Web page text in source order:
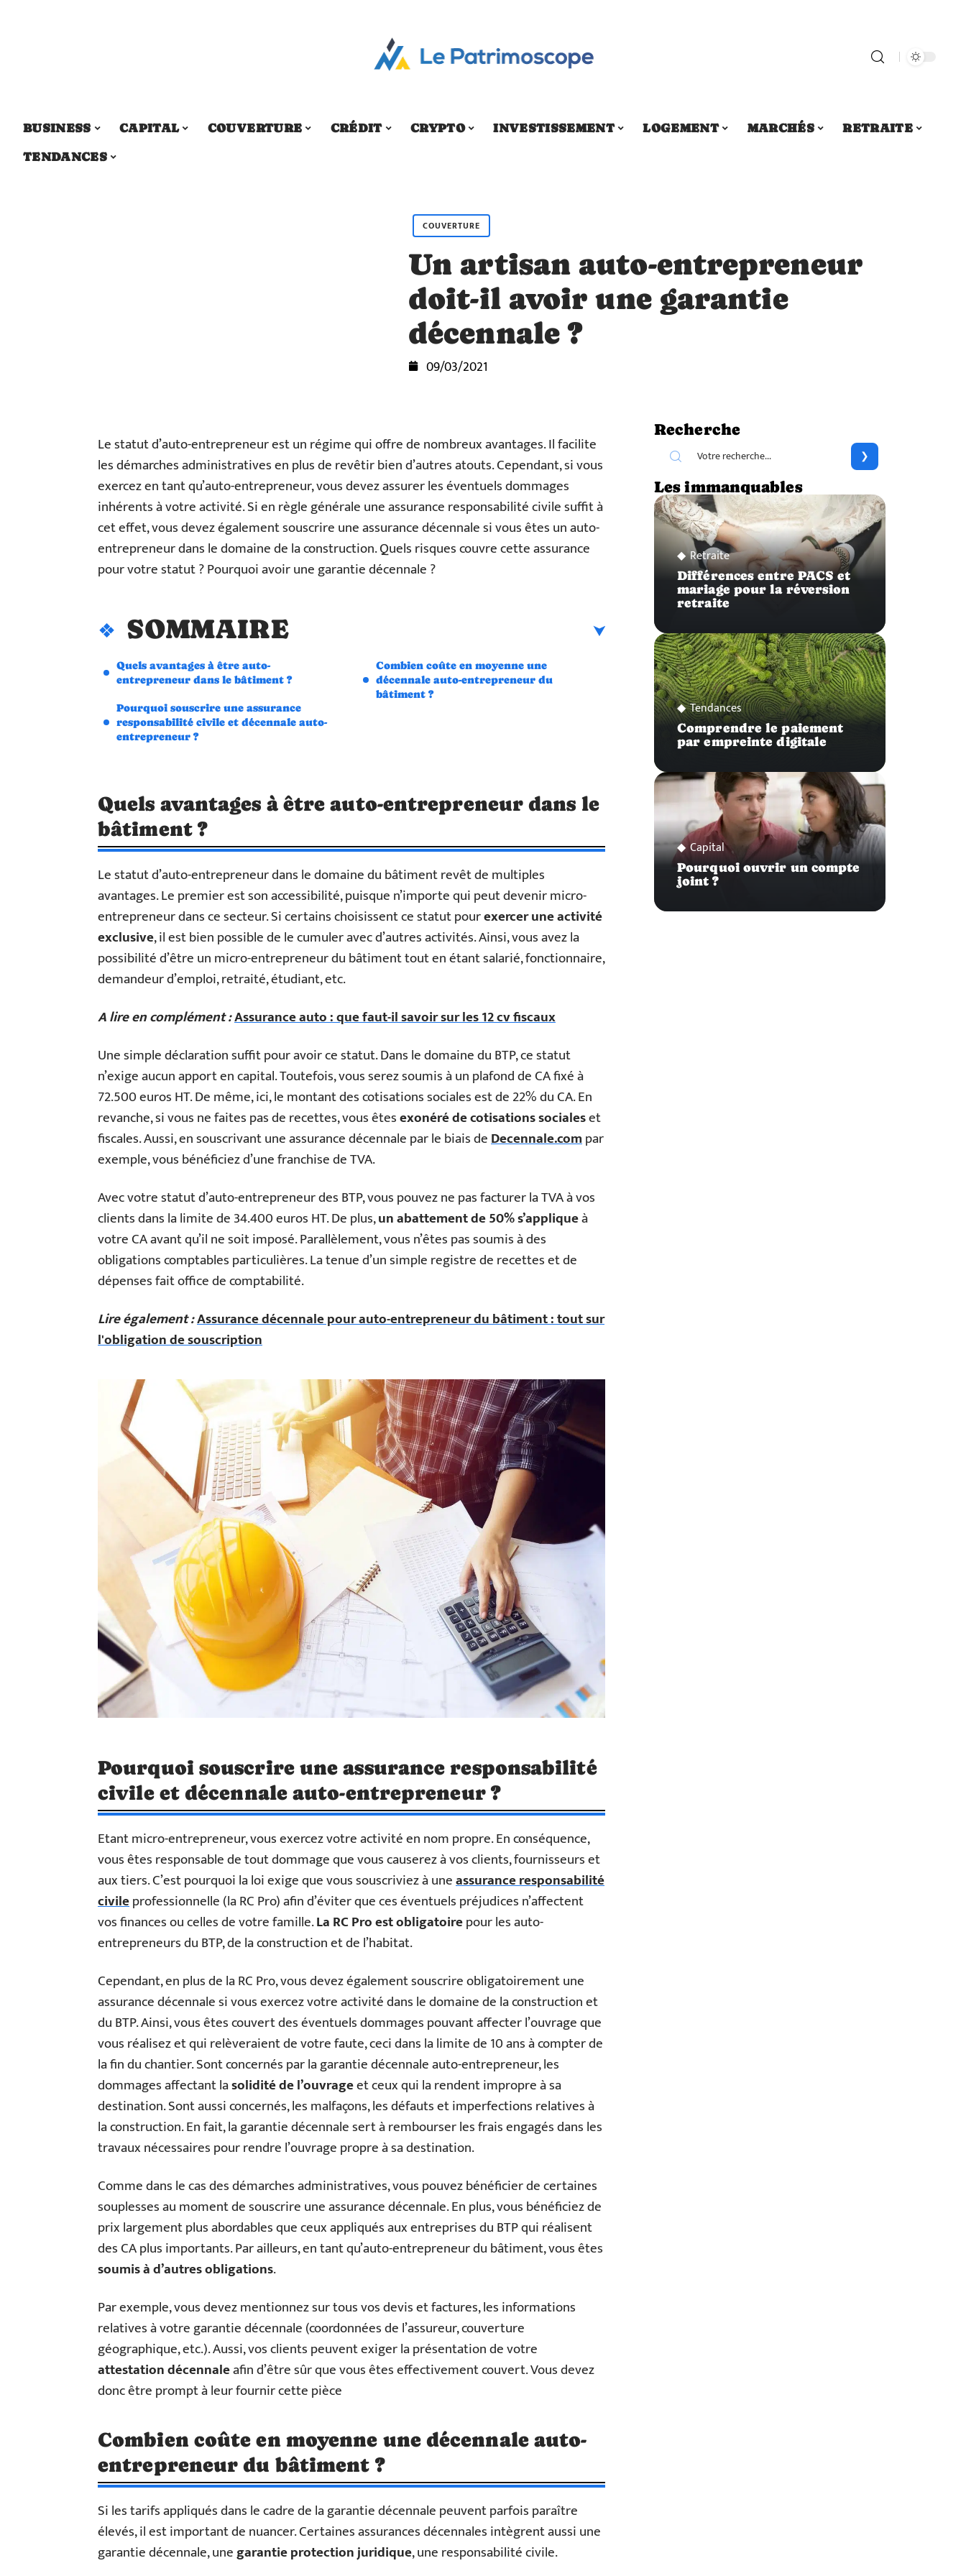
BUSINESS CAPITAL COUVERTURE CRÉDIT CRYPTO INVESTISSEMENT LOGEMENT MARCHÉS
RETRAITE
TENDANCES
COUVERTURE
Un artisan auto-entrepreneur
doit-il avoir une garantie
décennale ?
09/03/2021
Le statut d’auto-entrepreneur est un régime qui offre de nombreux avantages. Il facilite
les démarches administratives en plus de revêtir bien d’autres atouts. Cependant, si vous
exercez en tant qu’auto-entrepreneur, vous devez assurer les éventuels dommages
inhérents à votre activité. Si en règle générale une assurance responsabilité civile suffit à
cet effet, vous devez également souscrire une assurance décennale si vous êtes un auto-
entrepreneur dans le domaine de la construction. Quels risques couvre cette assurance
pour votre statut ? Pourquoi avoir une garantie décennale ?
SOMMAIRE
Quels avantages à être auto-
entrepreneur dans le bâtiment ?
Pourquoi souscrire une assurance
responsabilité civile et décennale auto-
entrepreneur ?
Combien coûte en moyenne une
décennale auto-entrepreneur du
bâtiment ?
Quels avantages à être auto-entrepreneur dans le
bâtiment ?
Le statut d’auto-entrepreneur dans le domaine du bâtiment revêt de multiples
avantages. Le premier est son accessibilité, puisque n’importe qui peut devenir micro-
entrepreneur dans ce secteur. Si certains choisissent ce statut pourexercer une activité
exclusive, il est bien possible de le cumuler avec d’autres activités. Ainsi, vous avez la
possibilité d’être un micro-entrepreneur du bâtiment tout en étant salarié, fonctionnaire,
demandeur d’emploi, retraité, étudiant, etc.
A lire en complément :Assurance auto : que faut-il savoir sur les 12 cv fiscaux
Une simple déclaration suffit pour avoir ce statut. Dans le domaine du BTP, ce statut
n’exige aucun apport en capital. Toutefois, vous serez soumis à un plafond de CA fixé à
72.500 euros HT. De même, ici, le montant des cotisations sociales est de 22% du CA. En
revanche, si vous ne faites pas de recettes, vous êtesexonéré de cotisations socialeset
fiscales. Aussi, en souscrivant une assurance décennale par le biais deDecennale.compar
exemple, vous bénéficiez d’une franchise de TVA.
Avec votre statut d’auto-entrepreneur des BTP, vous pouvez ne pas facturer la TVA à vos
clients dans la limite de 34.400 euros HT. De plus,un abattement de 50% s’appliqueà
votre CA avant qu’il ne soit imposé. Parallèlement, vous n’êtes pas soumis à des
obligations comptables particulières. La tenue d’un simple registre de recettes et de
dépenses fait office de comptabilité.
Lire également :Assurance décennale pour auto-entrepreneur du bâtiment : tout sur
l'obligation de souscription
Pourquoi souscrire une assurance responsabilité
civile et décennale auto-entrepreneur ?
Etant micro-entrepreneur, vous exercez votre activité en nom propre. En conséquence,
vous êtes responsable de tout dommage que vous causerez à vos clients, fournisseurs et
aux tiers. C’est pourquoi la loi exige que vous souscriviez à uneassurance responsabilité
civileprofessionnelle (la RC Pro) afin d’éviter que ces éventuels préjudices n’affectent
vos finances ou celles de votre famille.La RC Pro est obligatoirepour les auto-
entrepreneurs du BTP, de la construction et de l’habitat.
Cependant, en plus de la RC Pro, vous devez également souscrire obligatoirement une
assurance décennale si vous exercez votre activité dans le domaine de la construction et
du BTP. Ainsi, vous êtes couvert des éventuels dommages pouvant affecter l’ouvrage que
vous réalisez et qui relèveraient de votre faute, ceci dans la limite de 10 ans à compter de
la fin du chantier. Sont concernés par la garantie décennale auto-entrepreneur, les
dommages affectant lasolidité de l’ouvrageet ceux qui la rendent impropre à sa
destination. Sont aussi concernés, les malfaçons, les défauts et imperfections relatives à
la construction. En fait, la garantie décennale sert à rembourser les frais engagés dans les
travaux nécessaires pour rendre l’ouvrage propre à sa destination.
Comme dans le cas des démarches administratives, vous pouvez bénéficier de certaines
souplesses au moment de souscrire une assurance décennale. En plus, vous bénéficiez de
prix largement plus abordables que ceux appliqués aux entreprises du BTP qui réalisent
des CA plus importants. Par ailleurs, en tant qu’auto-entrepreneur du bâtiment, vous êtes
soumis à d’autres obligations.
Par exemple, vous devez mentionnez sur tous vos devis et factures, les informations
relatives à votre garantie décennale (coordonnées de l’assureur, couverture
géographique, etc.). Aussi, vos clients peuvent exiger la présentation de votre
attestation décennaleafin d’être sûr que vous êtes effectivement couvert. Vous devez
donc être prompt à leur fournir cette pièce
Combien coûte en moyenne une décennale auto-
entrepreneur du bâtiment ?
Si les tarifs appliqués dans le cadre de la garantie décennale peuvent parfois paraître
élevés, il est important de nuancer. Certaines assurances décennales intègrent aussi une
garantie décennale, unegarantie protection juridique, une responsabilité civile.
Recherche
Les immanquables
Retraite
Différences entre PACS et
mariage pour la réversion
retraite
Tendances
Comprendre le paiement
par empreinte digitale
Capital
Pourquoi ouvrir un compte
joint ?